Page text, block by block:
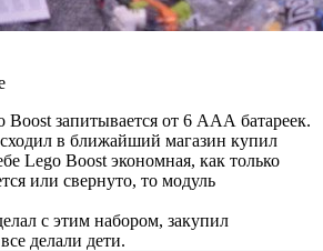
Boost запитывается от 6 ААА батареек.
в ближайший магазин купил
Lego Boost экономная, как только
или свернуто, то модуль
с этим набором, закупил
делали дети.